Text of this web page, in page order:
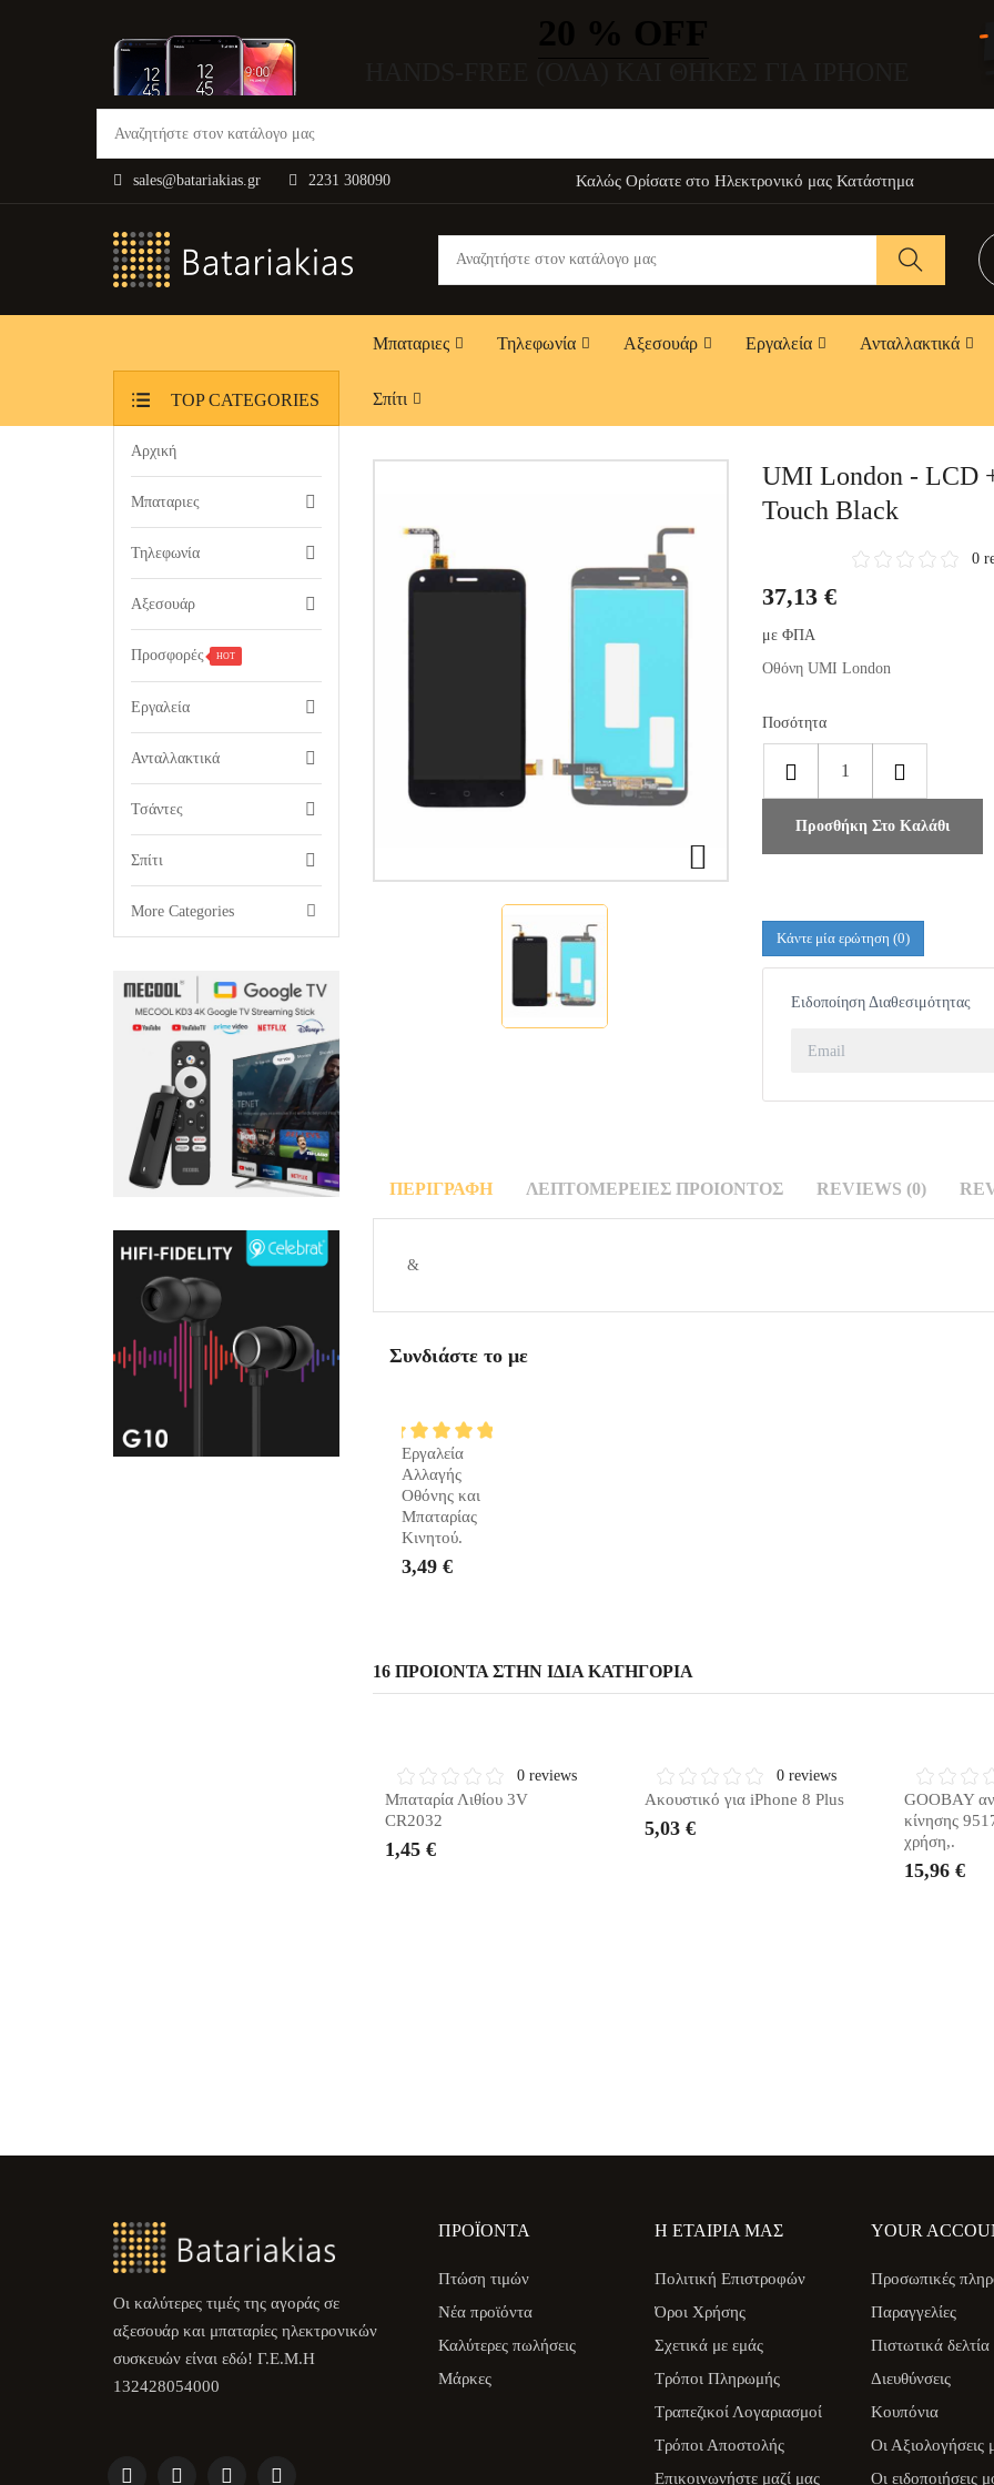
sales@batariakias.gr 2231 308090 Καλώς Ορίσατε στο Ηλεκτρονικό μας Κατάστημα
Μπαταριες Τηλεφωνία Αξεσουάρ Εργαλεία Ανταλλακτικά
Σπίτι
TOP CATEGORIES
Αρχική
Μπαταριες
Τηλεφωνία
Αξεσουάρ
Προσφορές HOT
Εργαλεία
Ανταλλακτικά
Τσάντες
Σπίτι
More Categories 

UMI London - LCD
Touch Black
0
37,13 €
με ΦΠΑ
Οθόνη UMI London
Ποσότητα
Προσθήκη Στο Καλάθι
Κάντε μία ερώτηση (0)
Ειδοποίηση Διαθεσιμότητας
ΠΕΡΙΓΡΑΦΉ ΛΕΠΤΟΜΈΡΕΙΕΣ ΠΡΟΙΌΝΤΟΣ REVIEWS (0)
&
Συνδιάστε το με
ΣΤΟ
ΚΑΛΆΘΙ
Εργαλεία
Αλλαγής
Οθόνης και
Μπαταρίας
Κινητού.
3,49 €
16 ΠΡΟΙΌΝΤΑ ΣΤΗΝ ΊΔΙΑ ΚΑΤΗΓΟΡΊΑ
0 reviews
Μπαταρία Λιθίου 3V
CR2032
1,45 €
0 reviews
Ακουστικό για iPhone 8 Plus
5,03 €
GOOBAY
κίνησης
χρήση,.
15,96 €
Οι καλύτερες τιμές της αγοράς σε
αξεσουάρ και μπαταρίες ηλεκτρονικών
συσκευών είναι εδώ! Γ.Ε.Μ.Η
132428054000
ΠΡΟΪΌΝΤΑ
Πτώση τιμών
Νέα προϊόντα
Καλύτερες πωλήσεις
Μάρκες
Η ΕΤΑΙΡΊΑ ΜΑΣ
Πολιτική Επιστροφών
Όροι Χρήσης
Σχετικά με εμάς
Τρόποι Πληρωμής
Τραπεζικοί Λογαριασμοί
Τρόποι Αποστολής
Επικοινωνήστε μαζί μας
YOUR
Προσωπικές
Παραγγελίες
Πιστωτικά δελτία
Διευθύνσεις
Κουπόνια
Οι Αξιολογήσεις
Οι ειδοποιήσεις